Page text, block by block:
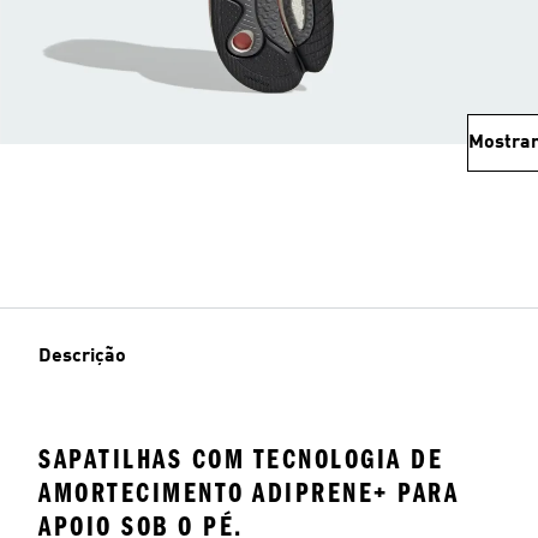
Descrição
SAPATILHAS COM TECNOLOGIA DE
AMORTECIMENTO ADIPRENE+ PARA
APOIO SOB O PÉ.